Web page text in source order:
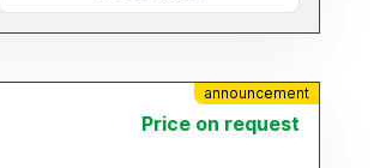
announcement
Price on request